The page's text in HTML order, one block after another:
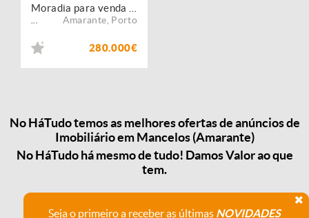
Amarante Porto
280.000€
No HáTudo temos as melhores ofertas de anúncios de
Imobiliário em Mancelos (Amarante)
No HáTudo há mesmo de tudo! Damos Valor ao que
tem.
Seja o primeiro a receber as últimas NOVIDADES